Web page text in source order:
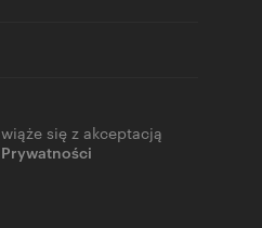
się z akceptacją